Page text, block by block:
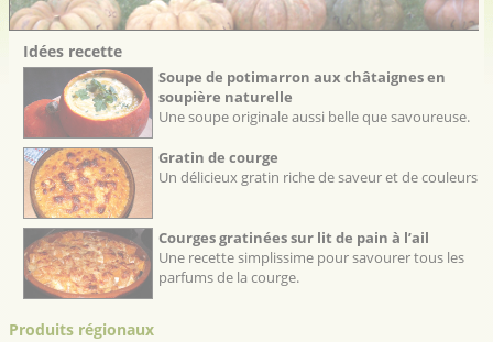
Idées recette
Soupe de potimarron aux châtaignes en
soupière naturelle
Une soupe originale aussi belle que savoureuse.
Gratin de courge
Un délicieux gratin riche de saveur et de couleurs
Courges gratinées sur lit de pain à l’ail
Une recette simplissime pour savourer tous les
parfums de la courge.
Produits régionaux